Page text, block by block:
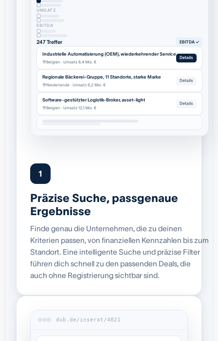
UMSATZ
EBITDA
247 Treffer EBITDA ✓
Industrielle Automatisierung (OEM), wiederkehrender Service
Belgien · Umsatz 8,4 Mio. €
Details
Regionale Bäckerei-Gruppe, 11 Standorte, starke Marke
Niederlande · Umsatz 6,2 Mio. €
Details
Software-gestützter Logistik-Broker, asset-light
Belgien · Umsatz 12,1 Mio. €
Details
1
Präzise Suche, passgenaue
Ergebnisse
Finde genau die Unternehmen, die zu deinen
Kriterien passen, von finanziellen Kennzahlen bis zum
Standort. Eine intelligente Suche und präzise Filter
führen dich schnell zu den passenden Deals, die
auch ohne Registrierung sichtbar sind.
dub.de/inserat/4821